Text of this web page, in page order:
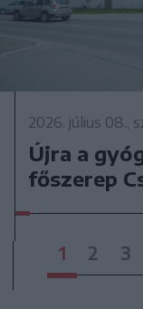
2026. július 08.,
Újra a
főszerep
1 2 3